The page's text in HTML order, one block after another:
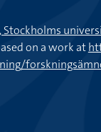
on a work at